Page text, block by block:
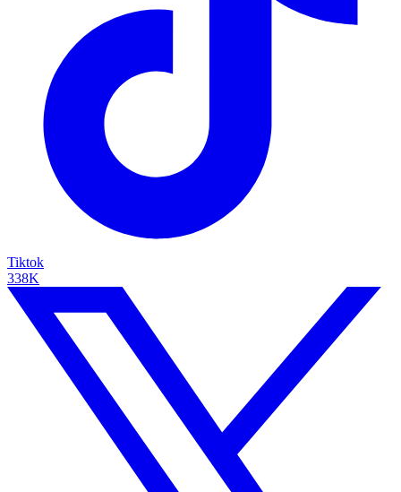
Tiktok
338K